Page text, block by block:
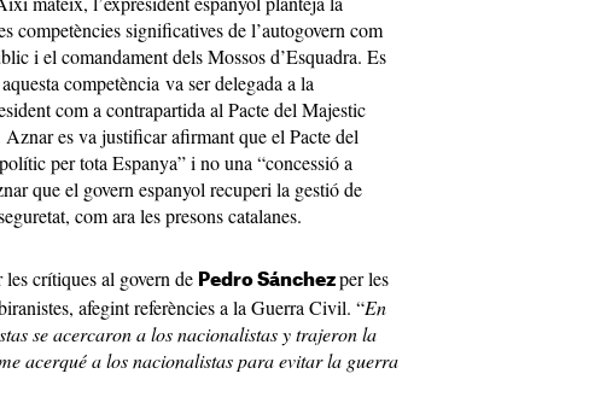
competències significatives de l’autogovern com
i el comandament dels Mossos d’Esquadra. Es
competència va ser delegada a la
com a contrapartida al Pacte del Majestic
es va justificar afirmant que el Pacte del
per tota Espanya” i no una “concessió a
que el govern espanyol recuperi la gestió de
com ara les presons catalanes.
les crítiques al govern de Pedro Sánchez per les
afegint referències a la Guerra Civil. “En
se acercaron a los nacionalistas y trajeron la
acerqué a los nacionalistas para evitar la guerra